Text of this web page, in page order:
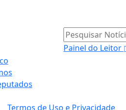
Pesquisar
Painel do Leitor
Termos de Uso e Privacidade
que você